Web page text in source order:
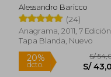
Alessandro Baricco
(24)
Anagrama, 2011, 7 Edición,
Tapa Blanda, Nuevo
Rápido